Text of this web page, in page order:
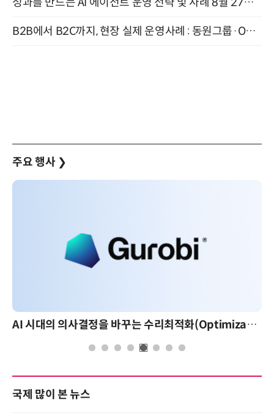
B2B에서 B2C까지, 현장 실제 운영사례 : 동원그룹·OCI·다이닝브랜즈그룹·당근 (8/27)
주요 행사 ❯
AI 시대의 의사결정을 바꾸는 수리최적화(Optimization): 실제 산업 적용 사례와 활용 전략
국제 많이 본 뉴스